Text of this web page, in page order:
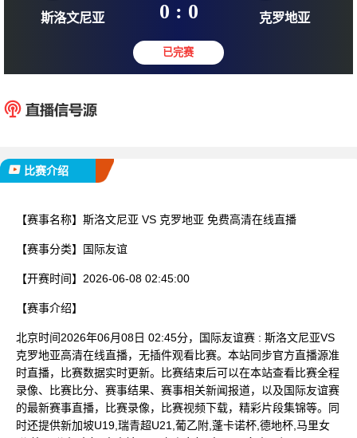
国际友谊
2026-06-08 02:45:00
0 : 0
比赛介绍
【赛事名称】 斯洛文尼亚 VS 克罗地亚 免费高清在线直播
【赛事分类】 国际友谊
【开赛时间】 2026-06-08 02:45:00
【赛事介绍】
北京时间2026年06月08日 02:45分，国际友谊赛 : 斯洛文尼亚VS
克罗地亚高清在线直播，无插件观看比赛。本站同步官方直播源准
时直播，比赛数据实时更新。比赛结束后可以在本站查看比赛全程
录像、比赛比分、赛事结果、赛事相关新闻报道，以及国际友谊赛
的最新赛事直播，比赛录像，比赛视频下载，精彩片段集锦等。同
时还提供新加坡U19,瑞青超U21,葡乙附,蓬卡诺杯,德地杯,马里女